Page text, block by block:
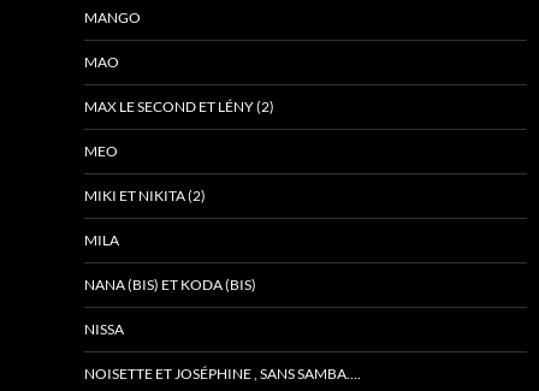
MANGO
MAO
MAX LE SECOND ET LÉNY (2)
MEO
MIKI ET NIKITA (2)
MILA
NANA (BIS) ET KODA (BIS)
NISSA
NOISETTE ET JOSÉPHINE , SANS SAMBA….